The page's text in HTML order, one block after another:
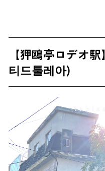
【狎鴎亭ロデオ駅】
티드툴레아)